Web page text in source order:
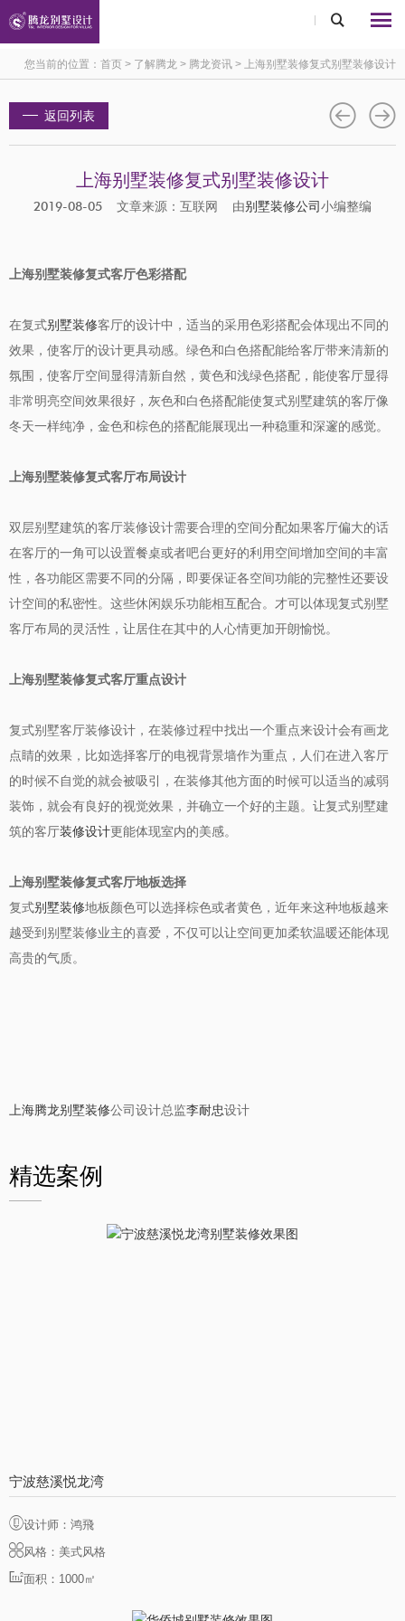
您当前的位置： 首页 > 了解腾龙 > 腾龙资讯 > 上海别墅装修复式别墅装修设计
返回列表
上海别墅装修复式别墅装修设计
2019-08-05 文章来源：互联网 由别墅装修公司小编整编
上海别墅装修复式客厅色彩搭配
在复式别墅装修客厅的设计中，适当的采用色彩搭配会体现出不同的
效果，使客厅的设计更具动感。绿色和白色搭配能给客厅带来清新的
氛围，使客厅空间显得清新自然，黄色和浅绿色搭配，能使客厅显得
非常明亮空间效果很好，灰色和白色搭配能使复式别墅建筑的客厅像
冬天一样纯净，金色和棕色的搭配能展现出一种稳重和深邃的感觉。
上海别墅装修复式客厅布局设计
双层别墅建筑的客厅装修设计需要合理的空间分配如果客厅偏大的话
在客厅的一角可以设置餐桌或者吧台更好的利用空间增加空间的丰富
性，各功能区需要不同的分隔，即要保证各空间功能的完整性还要设
计空间的私密性。这些休闲娱乐功能相互配合。才可以体现复式别墅
客厅布局的灵活性，让居住在其中的人心情更加开朗愉悦。
上海别墅装修复式客厅重点设计
复式别墅客厅装修设计，在装修过程中找出一个重点来设计会有画龙
点睛的效果，比如选择客厅的电视背景墙作为重点，人们在进入客厅
的时候不自觉的就会被吸引，在装修其他方面的时候可以适当的减弱
装饰，就会有良好的视觉效果，并确立一个好的主题。让复式别墅建
筑的客厅装修设计更能体现室内的美感。
上海别墅装修复式客厅地板选择
复式别墅装修地板颜色可以选择棕色或者黄色，近年来这种地板越来
越受到别墅装修业主的喜爱，不仅可以让空间更加柔软温暖还能体现
高贵的气质。
上海腾龙别墅装修公司设计总监李耐忠设计
精选案例
宁波慈溪悦龙湾
设计师：鸿飛
风格：美式风格
面积：1000㎡